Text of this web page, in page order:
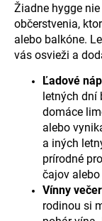
Žiadne hygge
občerstvenia,
alebo balkóne.
vás osvieži a
Ľadové
letných dní
domáce
alebo
a iných
prírodné
čajov
Vínny
rodinou si